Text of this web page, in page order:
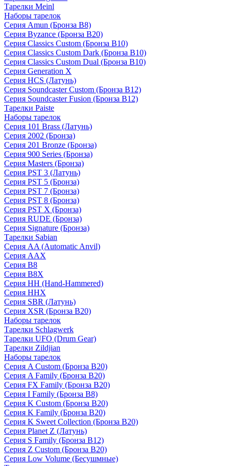
Тарелки Meinl
Наборы тарелок
Серия Amun (Бронза B8)
Серия Byzance (Бронза B20)
Серия Classics Custom (Бронза B10)
Серия Classics Custom Dark (Бронза B10)
Серия Classics Custom Dual (Бронза B10)
Серия Generation X
Серия HCS (Латунь)
Серия Soundcaster Custom (Бронза B12)
Серия Soundcaster Fusion (Бронза B12)
Тарелки Paiste
Наборы тарелок
Серия 101 Brass (Латунь)
Серия 2002 (Бронза)
Серия 201 Bronze (Бронза)
Серия 900 Series (Бронза)
Серия Masters (Бронза)
Серия PST 3 (Латунь)
Серия PST 5 (Бронза)
Серия PST 7 (Бронза)
Серия PST 8 (Бронза)
Серия PST X (Бронза)
Серия RUDE (Бронза)
Серия Signature (Бронза)
Тарелки Sabian
Серия AA (Automatic Anvil)
Серия AAX
Серия B8
Серия B8X
Серия HH (Hand-Hammered)
Серия HHX
Серия SBR (Латунь)
Серия XSR (Бронза B20)
Наборы тарелок
Тарелки Schlagwerk
Тарелки UFO (Drum Gear)
Тарелки Zildjian
Наборы тарелок
Серия A Custom (Бронза B20)
Серия A Family (Бронза B20)
Серия FX Family (Бронза B20)
Серия I Family (Бронза B8)
Серия K Custom (Бронза B20)
Серия K Family (Бронза B20)
Серия K Sweet Collection (Бронза B20)
Серия Planet Z (Латунь)
Серия S Family (Бронза B12)
Серия Z Custom (Бронза B20)
Серия Low Volume (Бесушмные)